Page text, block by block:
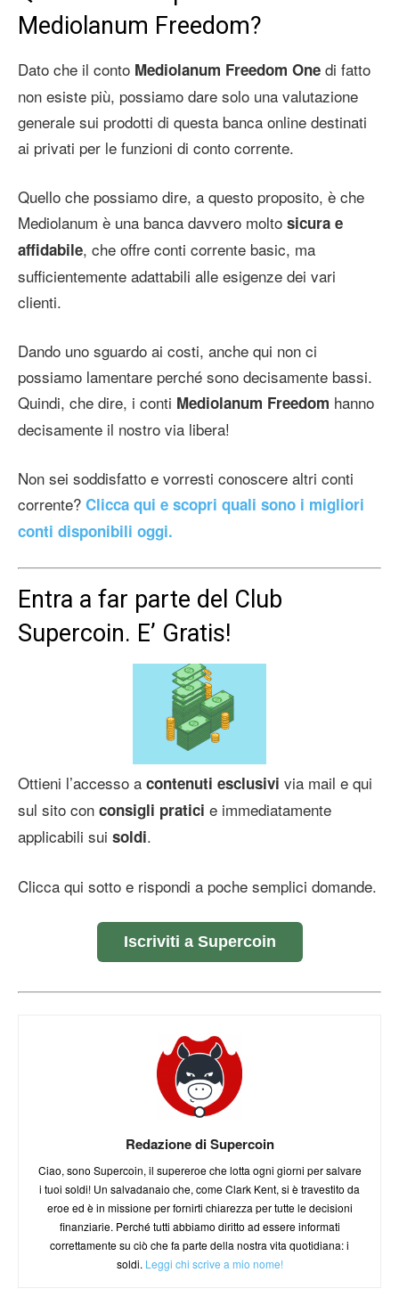
Mediolanum Freedom?
Dato che il conto Mediolanum Freedom One di fatto
non esiste più, possiamo dare solo una valutazione
generale sui prodotti di questa banca online destinati
ai privati per le funzioni di conto corrente.
Quello che possiamo dire, a questo proposito, è che
Mediolanum è una banca davvero molto sicura e
affidabile, che offre conti corrente basic, ma
sufficientemente adattabili alle esigenze dei vari
clienti.
Dando uno sguardo ai costi, anche qui non ci
possiamo lamentare perché sono decisamente bassi.
Quindi, che dire, i conti Mediolanum Freedom hanno
decisamente il nostro via libera!
Non sei soddisfatto e vorresti conoscere altri conti
corrente? Clicca qui e scopri quali sono i migliori
conti disponibili oggi.
Entra a far parte del Club
Supercoin. E’ Gratis!
Ottieni l’accesso a contenuti esclusivi via mail e qui
sul sito con consigli pratici e immediatamente
applicabili sui soldi.
Clicca qui sotto e rispondi a poche semplici domande.
Iscriviti a Supercoin
Redazione di Supercoin
Ciao, sono Supercoin, il supereroe che lotta ogni giorni per salvare
i tuoi soldi! Un salvadanaio che, come Clark Kent, si è travestito da
eroe ed è in missione per fornirti chiarezza per tutte le decisioni
finanziarie. Perché tutti abbiamo diritto ad essere informati
correttamente su ciò che fa parte della nostra vita quotidiana: i
soldi. Leggi chi scrive a mio nome!